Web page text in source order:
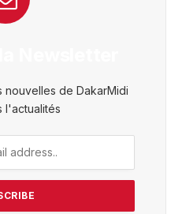
de DakarMidi
l'actualités